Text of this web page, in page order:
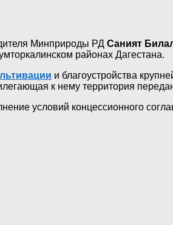
Минприроды РД Саният
районах Дагестана.
и благоустройства
к нему территория
условий концессионного